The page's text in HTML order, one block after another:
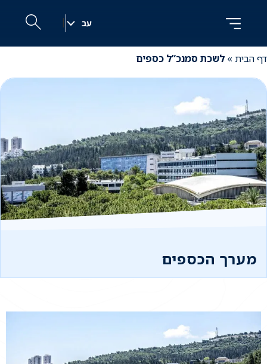
עב |
דף הבית » לשכת סמנכ”ל כספים
מערך הכספים